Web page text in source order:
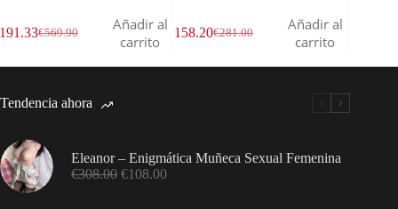
€569.90
Añadir al
carrito
€281.00
€ 158.20
Añadir al
carrito
Tendencia ahora
Eleanor – Enigmática Muñeca Sexual Femenina
€308.00 €108.00